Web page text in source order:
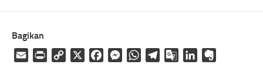
Bagikan
Email
Print
Copy
FacebookMessengerWhatsAppTelegramGoogleLinkedIn